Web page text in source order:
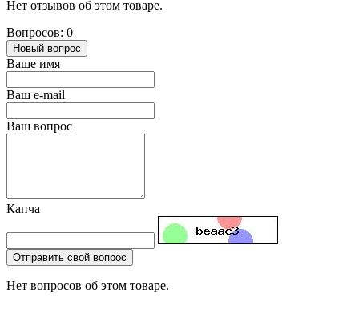
Нет отзывов об этом товаре.
Вопросов: 0
Новый вопрос
Ваше имя
Ваш e-mail
Ваш вопрос
Капча
Отправить свой вопрос
Нет вопросов об этом товаре.